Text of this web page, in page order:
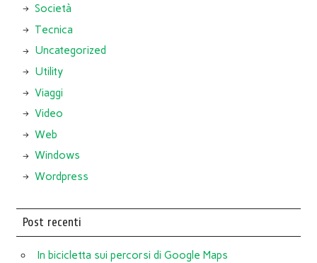
Società
Tecnica
Uncategorized
Utility
Viaggi
Video
Web
Windows
Wordpress
Post recenti
In bicicletta sui percorsi di Google Maps